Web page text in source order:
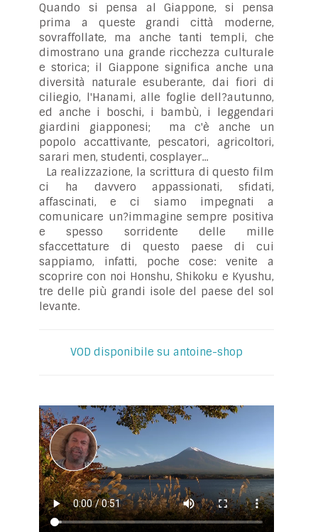
Quando si pensa al Giappone, si pensa
prima a queste grandi città moderne,
sovraffollate, ma anche tanti templi, che
dimostrano una grande ricchezza culturale
e storica; il Giappone significa anche una
diversità naturale esuberante, dai fiori di
ciliegio, l'Hanami, alle foglie dell?autunno,
ed anche i boschi, i bambù, i leggendari
giardini giapponesi; ma c'è anche un
popolo accattivante, pescatori, agricoltori,
sarari men, studenti, cosplayer...
La realizzazione, la scrittura di questo film
ci ha davvero appassionati, sfidati,
affascinati, e ci siamo impegnati a
comunicare un?immagine sempre positiva
e spesso sorridente delle mille
sfaccettature di questo paese di cui
sappiamo, infatti, poche cose: venite a
scoprire con noi Honshu, Shikoku e Kyushu,
tre delle più grandi isole del paese del sol
levante.
VOD disponibile su antoine-shop